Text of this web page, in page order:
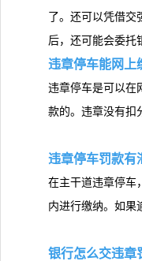
了。还可以凭借交
后，还可能会委托
违章停车能网上
违章停车是可以在
款的。违章没有扣
违章停车罚款有
在主干道违章停车
内进行缴纳。如果
银行怎么交违章